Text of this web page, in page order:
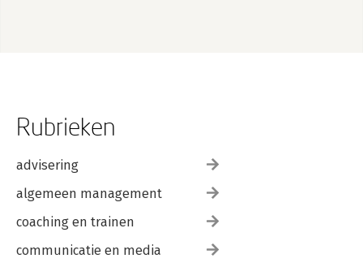
Rubrieken
advisering
algemeen management
coaching en trainen
communicatie en media